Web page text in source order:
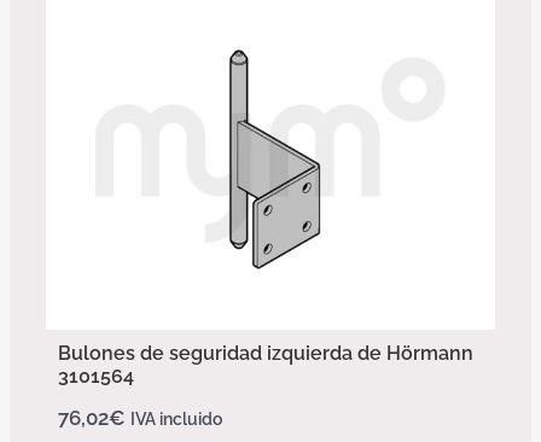
Bulones de seguridad izquierda de Hörmann
3101564
76,02€ IVA incluido